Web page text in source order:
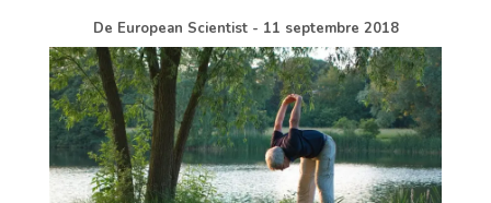
De European Scientist - 11 septembre 2018